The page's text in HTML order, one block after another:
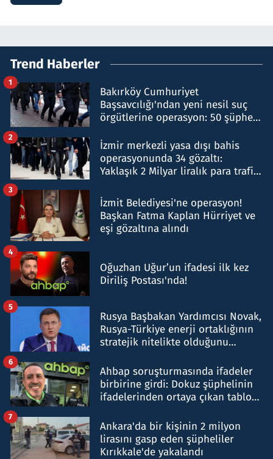
Trend Haberler
Bakırköy Cumhuriyet
Başsavcılığı'ndan yeni nesil suç
örgütlerine operasyon: 50 şüpheli
1
İzmir merkezli yasa dışı bahis
operasyonunda 34 gözaltı:
Yaklaşık 2 Milyar liralık para trafiği
2
İzmit Belediyesi'ne operasyon!
Başkan Fatma Kaplan Hürriyet ve
eşi gözaltına alındı
3
Oğuzhan Uğur’un ifadesi ilk kez
Diriliş Postası'nda!
4
Rusya Başbakan Yardımcısı Novak,
Rusya-Türkiye enerji ortaklığının
stratejik nitelikte olduğunu
5
Ahbap soruşturmasında ifadeler
birbirine girdi: Dokuz şüphelinin
ifadelerinden ortaya çıkan tablo
6
Ankara'da bir kişinin 2 milyon
lirasını gasp eden şüpheliler
Kırıkkale'de yakalandı
7